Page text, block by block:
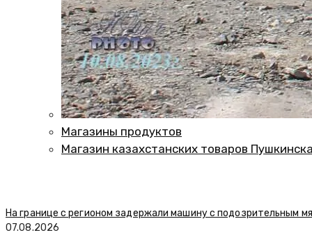
Магазины продуктов
Магазин казахстанских товаров
На границе с регионом задержали машину с подозрительным
07.08.2026